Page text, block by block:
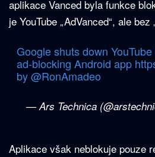
aplikace Vanced byla funkce
je YouTube „AdVanced“, ale bez
Google shuts down
ad-blocking Android app
by@RonAmadeo
— Ars Technica
Aplikace však neblokuje pouze